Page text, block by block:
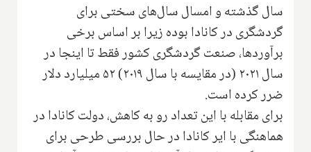
سال گذشته و امسال سال‌های سختی برای
گردشگری در کانادا بوده زیرا بر اساس برخی
برآوردها، صنعت گردشگری کشور فقط تا اینجا در
سال ۲۰۲۱ (در مقایسه با سال ۲۰۱۹) ۵۲ میلیارد دلار
ضرر کرده است.
برای مقابله با این تعداد رو به کاهش، دولت کانادا در
هماهنگی با ایر کانادا در حال بررسی طرحی برای